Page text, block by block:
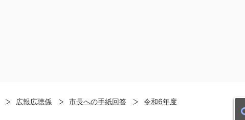
広報広聴係 市長への手紙回答
令和6年度